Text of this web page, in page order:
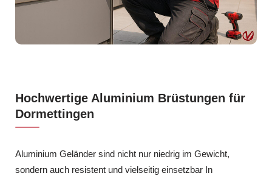
Hochwertige Aluminium Brüstungen für
Dormettingen
Aluminium Geländer sind nicht nur niedrig im Gewicht,
sondern auch resistent und vielseitig einsetzbar In